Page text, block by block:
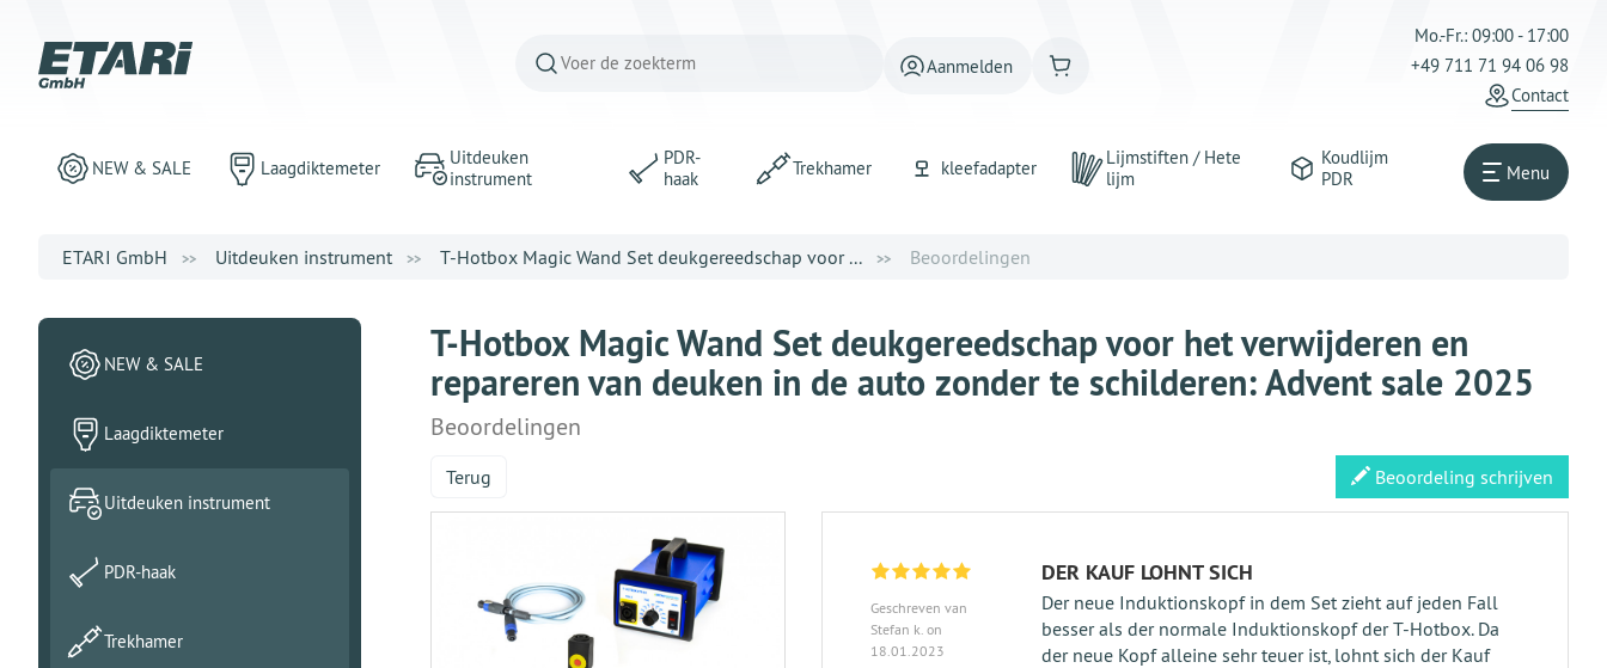
Aanmelden
Mo.-Fr.: 09:00 - 17:00
+49 711 71 94 06 98
Contact
NEW & SALE Laagdiktemeter
Uitdeuken
instrument
PDR-
haak
Trekhamer kleefadapter
Lijmstiften / Hete
lijm
Koudlijm
PDR
Menu
ETARI GmbH Uitdeuken instrument T-Hotbox Magic Wand Set deukgereedschap voor ... Beoordelingen
T-Hotbox Magic Wand Set deukgereedschap voor het verwijderen en
repareren van deuken in de auto zonder te schilderen: Advent sale 2025
Beoordelingen
Terug Beoordeling schrijven
Geschreven van
Stefan k. on
18.01.2023
DER KAUF LOHNT SICH
Der neue Induktionskopf in dem Set zieht auf jeden Fall
besser als der normale Induktionskopf der T-Hotbox. Da
der neue Kopf alleine sehr teuer ist, lohnt sich der Kauf
NEW & SALE
Laagdiktemeter
Uitdeuken instrument
PDR-haak
Trekhamer